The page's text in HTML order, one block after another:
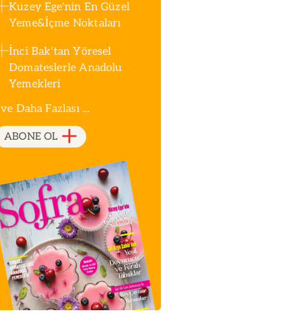
Kuzey Ege'nin En Güzel
Yeme&İçme Noktaları
İnci Bak'tan Yöresel
Domateslerle Anadolu
Yemekleri
ve Daha Fazlası ...
ABONE OL